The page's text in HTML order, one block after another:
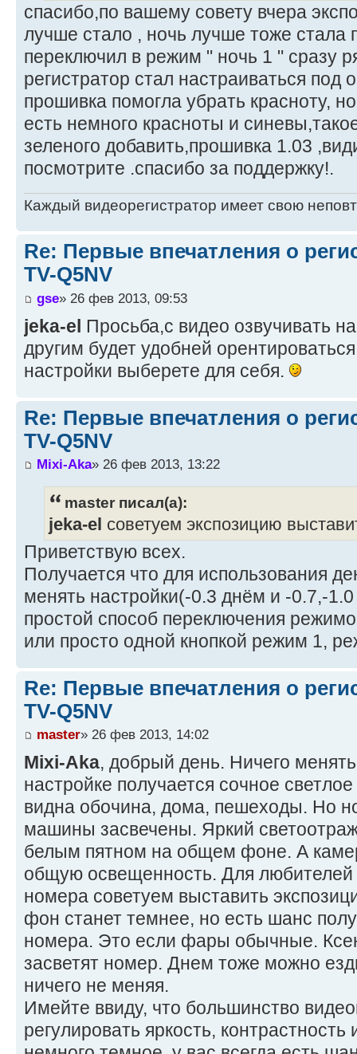
спасибо,по вашему совету вчера
лучше стало , ночь лучше тоже стала
переключил в режим " ночь 1 " сразу
регистратор стал настраиваться
прошивка помогла убрать красноту,
есть немного красноты и
зеленого добавить,прошивка 1.03
посмотрите .спасибо за поддержку!.
Каждый видеорегистратор имеет свою
Re: Первые впечатления о
TV-Q5NV
gse» 26 фев 2013, 09:53
jeka-el Просьба,с видео озвучивать
другим будет удобней
настройки выберете для себя.
Re: Первые впечатления о
TV-Q5NV
Mixi-Aka» 26 фев 2013, 13:22
master писал(а):
jeka-el советуем экспозицию
Приветствую всех.
Получается что для использования
менять настройки(-0.3 днём и -0.7,-
простой способ переключения
или просто одной кнопкой режим 1,
Re: Первые впечатления о
TV-Q5NV
master» 26 фев 2013, 14:02
Mixi-Aka, добрый день. Ничего
настройке получается сочное
видна обочина, дома, пешеходы. Но
машины засвечены. Яркий
белым пятном на общем фоне. А
общую освещенность. Для любителей
номера советуем выставить
фон станет темнее, но есть шанс
номера. Это если фары обычные.
засветят номер. Днем тоже можно
ничего не меняя.
Имейте ввиду, что большинство
регулировать яркость,